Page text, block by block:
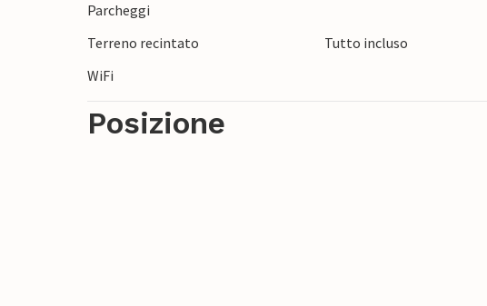
Parcheggi
Terreno recintato Tutto incluso
WiFi
Posizione